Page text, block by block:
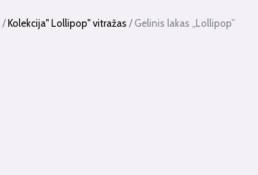
/ Kolekcija" Lollipop" vitražas / Gelinis lakas „Lollipop”